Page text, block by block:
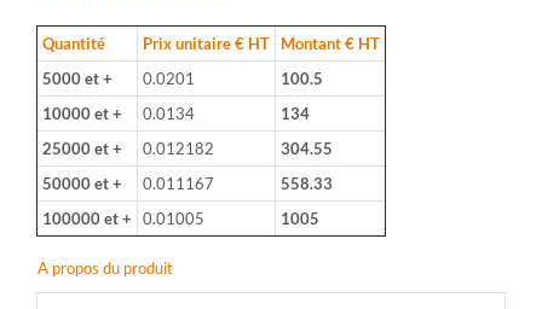
25
-
-
Tolerance:
5%
-
Puissance:
Emb.:
Quantité Prix unitaire € HT
Montant € HT
5000 et +
0.0201
100.5
10000 et +
0.0134
134
25000 et +
0.012182
304.55
50000 et +
0.011167
558.33
100000 et +
0.01005 1005
A propos du produit